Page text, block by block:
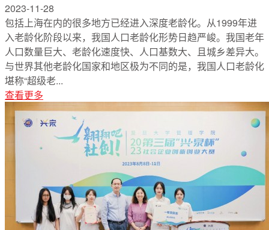
2023-11-28
包括上海在内的很多地方已经进入深度老龄化。从1999年进
入老龄化阶段以来，我国人口老龄化形势日趋严峻。我国老年
人口数量巨大、老龄化速度快、人口基数大、且城乡差异大。
与世界其他老龄化国家和地区极为不同的是，我国人口老龄化
堪称“超级老...
查看更多